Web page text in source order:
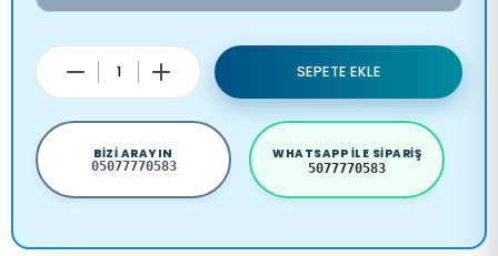
SEPETE EKLE
BIZI ARAYIN
05077770583
WHATSAPP ILE SIPARIŞ
5077770583